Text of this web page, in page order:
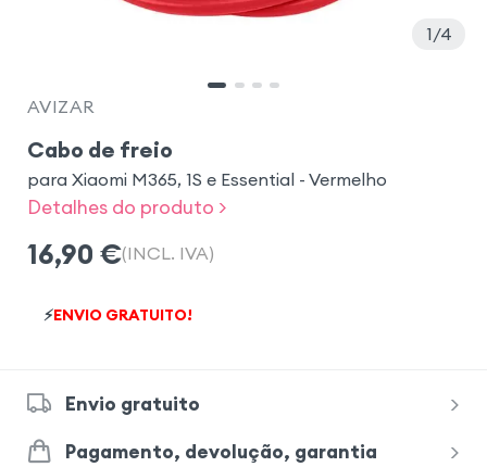
1 4
AVIZAR
Cabo de freio
para Xiaomi M365, 1S e Essential - Vermelho
Detalhes do produto >
16,90 €(INCL. IVA)
⚡ENVIO GRATUITO!
Envio gratuito
Pagamento, devolução, garantia